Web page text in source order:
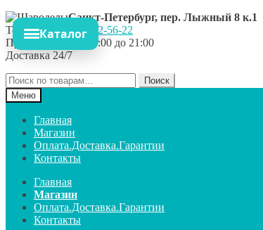
Перейти
к
навигации
Перейти
к
содержимому
Санкт-Петербург, пер. Лыжный 8 к.1
Телефон:+7 962 382-56-22
Приём заказов
с 09:00 до 21:00
Доставка 24/7
Искать:
Поиск
Меню
Главная
Магазин
Оплата.Доставка.Гарантии
Контакты
Главная
Магазин
Оплата.Доставка.Гарантии
Контакты
Каталог